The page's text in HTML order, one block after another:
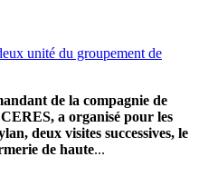
unité du groupement de
de la compagnie de
a organisé pour les
deux visites successives, le
de haute...